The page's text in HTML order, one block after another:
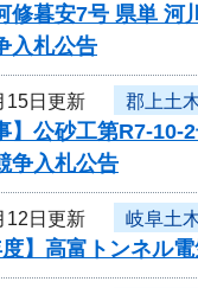
修暮安7号 県単 河
入札公告
15日更新 郡上土
】公砂工第R7-
争入札公告
12日更新 岐阜土
度】高富トンネル